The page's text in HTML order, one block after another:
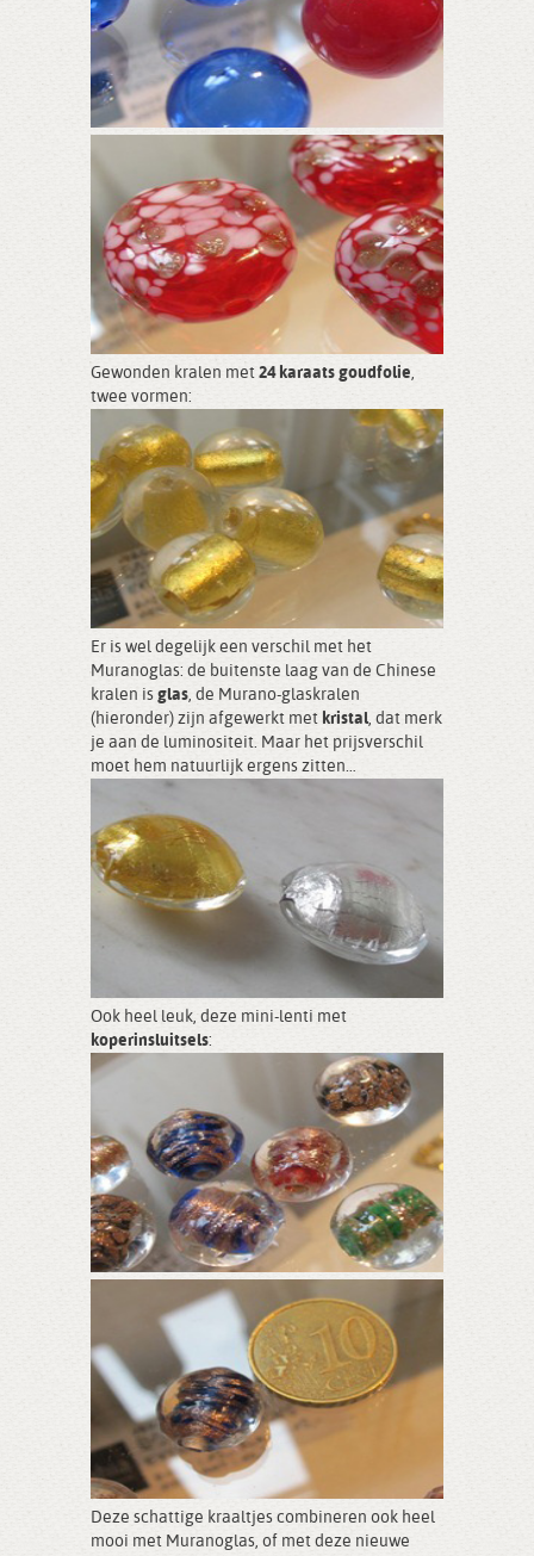
Gewonden kralen met 24 karaats goudfolie,
twee vormen:
Er is wel degelijk een verschil met het
Muranoglas: de buitenste laag van de Chinese
kralen is glas, de Murano-glaskralen
(hieronder) zijn afgewerkt met kristal, dat merk
je aan de luminositeit. Maar het prijsverschil
moet hem natuurlijk ergens zitten…
Ook heel leuk, deze mini-lenti met
koperinsluitsels:
Deze schattige kraaltjes combineren ook heel
mooi met Muranoglas, of met deze nieuwe